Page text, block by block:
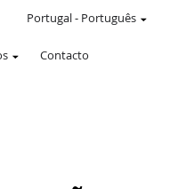
Contacto
Portugal- Português